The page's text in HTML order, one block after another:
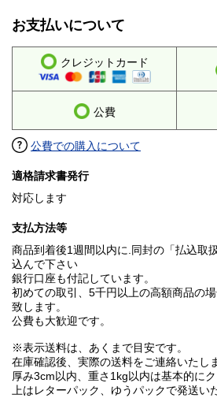
お支払いについて
クレジットカード
公費
公費での購入について
適格請求書発行
対応します
支払方法等
商品到着後1週間以内に.同封の「払込取
込んで下さい
銀行口座も付記しています。
初めての取引、5千円以上の高額商品の
致します。
公費も大歓迎です。
※表示送料は、あくまで目安です。
在庫確認後、実際の送料をご連絡いたし
厚み3cm以内、重さ1kg以内は基本的に
上はレターパック、ゆうパックで発送い